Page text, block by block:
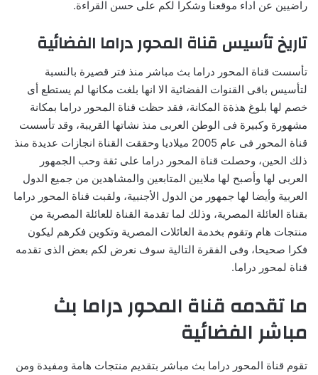
راضيين عن اداء موقعنا وشكرا لكم على حسن القراءة.
تاريخ تأسيس قناة المحور دراما الفضائية
تأسست قناة المحور دراما بث مباشر منذ فتر قصيرة بالنسبة
لتأسيس باقى القنوات الفضائية الا انها بلغت مكانها لم يستطع أى
خصم لها بلوغ هذةة المكانة، فقد حظت قناة المحور دراما بمكانة
مشهورة وكبيرة فى الوطن العربى منذ نشاتها القريبة، وقد تأسست
قناة المحور فى عام 2005 ميلاديا وحققت القناة انجازات عديدة منذ
ذلك الحين، وحصلت قناة المحور دراما على ثقة وحب الجمهور
العربى لها وأصبح لها ملايين المتابعين والمشاهدين من جميع الدول
العربية وأيضا لها جمهور من الدول الأجنبية، ولقبت قناة المحور دراما
بقناة العائلة المصرية، وذلك لما تقدمة القناة للعائلة المصرية من
منتجات هام وتقوم بخدمة العائلات المصرية وتكوين فكرهم ليكون
فكرا صحيحا، وفى الفقرة التالية سوف نعرض لكم بعض الذى تقدمه
قناة لمحور دراما.
ما تقدمه قناة المحور دراما بث
مباشر الفضائية
تقوم قناة المحور دراما بث مباشر بتقديم منتجات هامة ومفيدة ومن